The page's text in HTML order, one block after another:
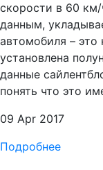
скорости в 60
данным,
автомобиля – это
установлена
данные
понять что это
09 Apr 2017
Подробнее